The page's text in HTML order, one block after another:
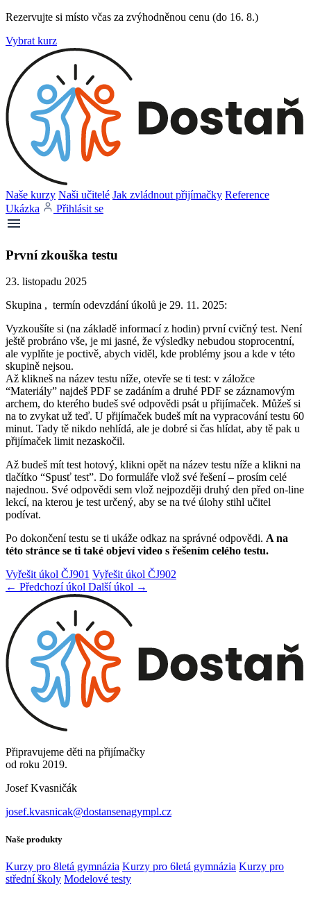
Rezervujte si místo včas za zvýhodněnou cenu (do 16. 8.)
Vybrat kurz
Naše kurzy Naši učitelé Jak zvládnout přijímačky Reference
Ukázka
Přihlásit se
První zkouška testu
23. listopadu 2025
Skupina , termín odevzdání úkolů je 29. 11. 2025:
Vyzkoušíte si (na základě informací z hodin) první cvičný test. Není
ještě probráno vše, je mi jasné, že výsledky nebudou stoprocentní,
ale vyplňte je poctivě, abych viděl, kde problémy jsou a kde v této
skupině nejsou.
Až klikneš na název testu níže, otevře se ti test: v záložce
“Materiály” najdeš PDF se zadáním a druhé PDF se záznamovým
archem, do kterého budeš své odpovědi psát u přijímaček. Můžeš si
na to zvykat už teď. U přijímaček budeš mít na vypracování testu 60
minut. Tady tě nikdo nehlídá, ale je dobré si čas hlídat, aby tě pak u
přijímaček limit nezaskočil.
Až budeš mít test hotový, klikni opět na název testu níže a klikni na
tlačítko “Spusť test”. Do formuláře vlož své řešení – prosím celé
najednou. Své odpovědi sem vlož nejpozději druhý den před on-line
lekcí, na kterou je test určený, aby se na tvé úlohy stihl učitel
podívat.
Po dokončení testu se ti ukáže odkaz na správné odpovědi. A na
této stránce se ti také objeví video s řešením celého testu.
Vyřešit úkol ČJ901 Vyřešit úkol ČJ902
← Předchozí úkol Další úkol →
Připravujeme děti na přijímačky
od roku 2019.
Josef Kvasničák
josef.kvasnicak@dostansenagympl.cz
Naše produkty
Kurzy pro 8letá gymnázia Kurzy pro 6letá gymnázia Kurzy pro
střední školy Modelové testy